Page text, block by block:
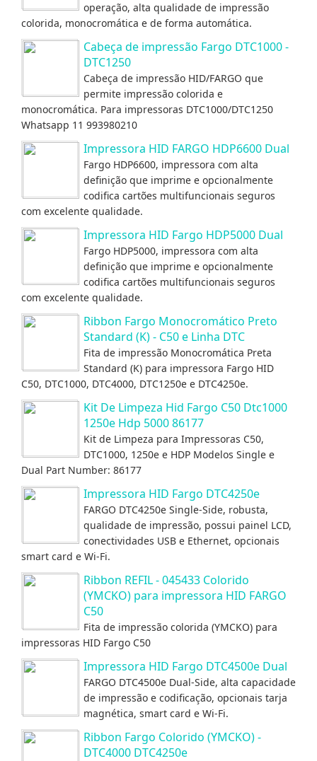
operação, alta qualidade de impressão
colorida, monocromática e de forma automática.
Cabeça de impressão Fargo DTC1000 -
DTC1250
Cabeça de impressão HID/FARGO que
permite impressão colorida e
monocromática. Para impressoras DTC1000/DTC1250
Whatsapp 11 993980210
Impressora HID FARGO HDP6600 Dual
Fargo HDP6600, impressora com alta
definição que imprime e opcionalmente
codifica cartões multifuncionais seguros
com excelente qualidade.
Impressora HID Fargo HDP5000 Dual
Fargo HDP5000, impressora com alta
definição que imprime e opcionalmente
codifica cartões multifuncionais seguros
com excelente qualidade.
Ribbon Fargo Monocromático Preto
Standard (K) - C50 e Linha DTC
Fita de impressão Monocromática Preta
Standard (K) para impressora Fargo HID
C50, DTC1000, DTC4000, DTC1250e e DTC4250e.
Kit De Limpeza Hid Fargo C50 Dtc1000
1250e Hdp 5000 86177
Kit de Limpeza para Impressoras C50,
DTC1000, 1250e e HDP Modelos Single e
Dual Part Number: 86177
Impressora HID Fargo DTC4250e
FARGO DTC4250e Single-Side, robusta,
qualidade de impressão, possui painel LCD,
conectividades USB e Ethernet, opcionais
smart card e Wi-Fi.
Ribbon REFIL - 045433 Colorido
(YMCKO) para impressora HID FARGO
C50
Fita de impressão colorida (YMCKO) para
impressoras HID Fargo C50
Impressora HID Fargo DTC4500e Dual
FARGO DTC4500e Dual-Side, alta capacidade
de impressão e codificação, opcionais tarja
magnética, smart card e Wi-Fi.
Ribbon Fargo Colorido (YMCKO) -
DTC4000 DTC4250e